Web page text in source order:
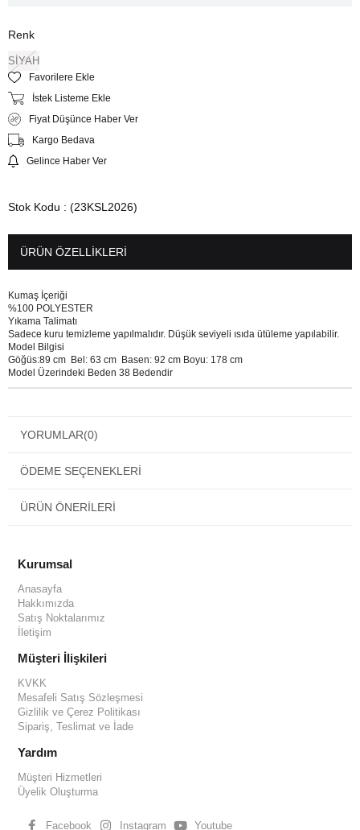
Renk
SİYAH
Favorilere Ekle
İstek Listeme Ekle
Fiyat Düşünce Haber Ver
Kargo Bedava
Gelince Haber Ver
Stok Kodu (23KSL2026)
ÜRÜN ÖZELLIKLERI
Kumaş İçeriği
%100 POLYESTER
Yıkama Talimatı
Sadece kuru temizleme yapılmalıdır. Düşük seviyeli ısıda ütüleme yapılabilir.
Model Bilgisi
Göğüs:89 cm Bel: 63 cm Basen: 92 cm Boyu: 178 cm
Model Üzerindeki Beden 38 Bedendir
YORUMLAR(0)
ÖDEME SEÇENEKLERI
ÜRÜN ÖNERILERI
Kurumsal
Anasayfa
Hakkımızda
Satış Noktalarımız
İletişim
Müşteri İlişkileri
KVKK
Mesafeli Satış Sözleşmesi
Gizlilik ve Çerez Politikası
Sipariş, Teslimat ve İade
Yardım
Müşteri Hizmetleri
Üyelik Oluşturma
Facebook Instagram Youtube